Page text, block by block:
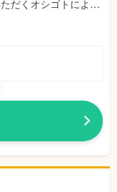
完全在宅も可能！◆選んでいただくオシゴトによって異なります！◎あなたのご都合に合わせて好きな時間に好きな場所で！【株式会社リアル・フェイス】